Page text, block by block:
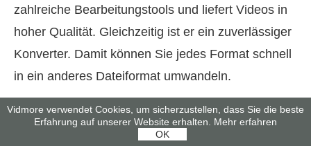
zahlreiche Bearbeitungstools und liefert Videos in
hoher Qualität. Gleichzeitig ist er ein zuverlässiger
Konverter. Damit können Sie jedes Format schnell
in ein anderes Dateiformat umwandeln.
Vidmore verwendet Cookies, um sicherzustellen, dass Sie die beste
Erfahrung auf unserer Website erhalten. Mehr erfahren
OK